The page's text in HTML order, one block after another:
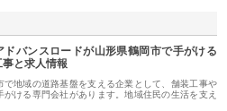
ドバンスロードが山形県鶴岡市で手がける
と求人情報
で地域の道路基盤を支える企業として、舗装工事や
がける専門会社があります。地域住民の生活を支え